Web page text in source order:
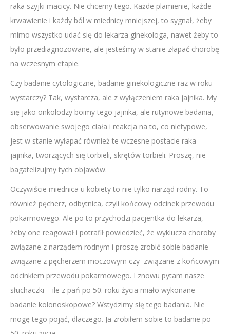
raka szyjki macicy. Nie chcemy tego. Każde plamienie, każde
krwawienie i każdy ból w miednicy mniejszej, to sygnał, żeby
mimo wszystko udać się do lekarza ginekologa, nawet żeby to
było przediagnozowane, ale jesteśmy w stanie złapać chorobę
na wczesnym etapie.
Czy badanie cytologiczne, badanie ginekologiczne raz w roku
wystarczy? Tak, wystarcza, ale z wyłączeniem raka jajnika. My
się jako onkolodzy boimy tego jajnika, ale rutynowe badania,
obserwowanie swojego ciała i reakcja na to, co nietypowe,
jest w stanie wyłapać również te wczesne postacie raka
jajnika, tworzących się torbieli, skrętów torbieli. Proszę, nie
bagatelizujmy tych objawów.
Oczywiście miednica u kobiety to nie tylko narząd rodny. To
również pęcherz, odbytnica, czyli końcowy odcinek przewodu
pokarmowego. Ale po to przychodzi pacjentka do lekarza,
żeby one reagował i potrafił powiedzieć, że wyklucza choroby
związane z narządem rodnym i proszę zrobić sobie badanie
związane z pęcherzem moczowym czy związane z końcowym
odcinkiem przewodu pokarmowego. I znowu pytam nasze
słuchaczki – ile z pań po 50. roku życia miało wykonane
badanie kolonoskopowe? Wstydzimy się tego badania. Nie
mogę tego pojąć, dlaczego. Ja zrobiłem sobie to badanie po